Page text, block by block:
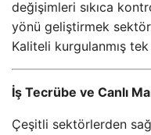
değişimleri sıkıca
yönü geliştirmek
Kaliteli kurgulanmış
İş Tecrübe ve Canlı
Çeşitli sektörlerden